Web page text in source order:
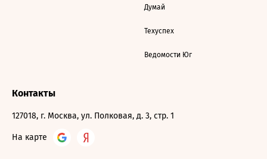
Думай
Техуспех
Ведомости Юг
Контакты
127018, г. Москва, ул. Полковая, д. 3, стр. 1
На карте